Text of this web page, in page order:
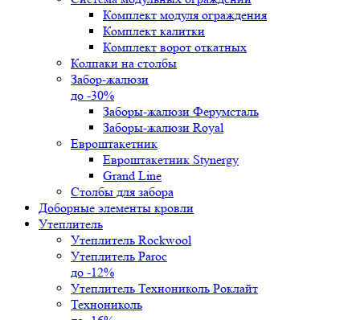
Комплект модуля ограждения
Комплект калитки
Комплект ворот откатных
Колпаки на столбы
Забор-жалюзи
до -30%
Заборы-жалюзи Ферумсталь
Заборы-жалюзи Royal
Евроштакетник
Евроштакетник Stynergy
Grand Line
Столбы для забора
Доборные элементы кровли
Утеплитель
Утеплитель Rockwool
Утеплитель Paroc
до -12%
Утеплитель Технониколь Роклайт
Технониколь